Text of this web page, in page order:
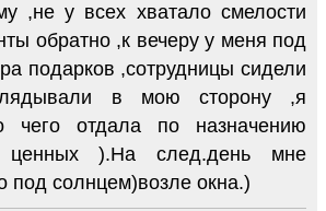
,не у всех хватало смелости
обратно ,к вечеру у меня под
подарков ,сотрудницы сидели
в мою сторону ,я
чего отдала по назначению
ценных ).На след.день мне
под солнцем)возле окна.)